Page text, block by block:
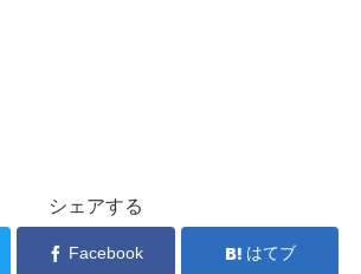
シェアする
Facebook はてブ